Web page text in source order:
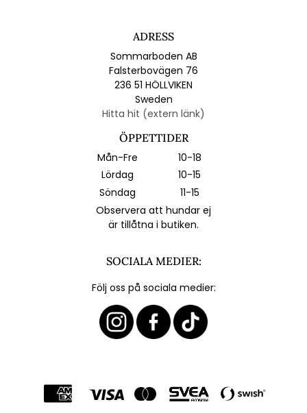
ADRESS
Sommarboden AB
Falsterbovägen 76
236 51 HÖLLVIKEN
Sweden
Hitta hit (extern länk)
ÖPPETTIDER
Mån-Fre
10-18
Lördag
10-15
Söndag
11-15
Observera att hundar ej
är tillåtna i butiken.
SOCIALA MEDIER:
Följ oss på sociala medier: